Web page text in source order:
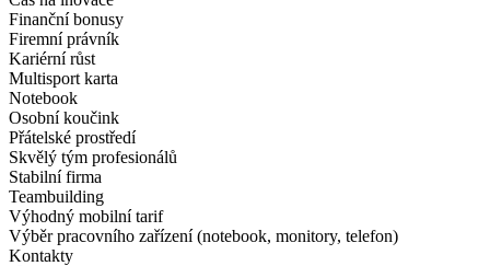
Finanční bonusy
Firemní právník
Kariérní růst
Multisport karta
Notebook
Osobní koučink
Přátelské prostředí
Skvělý tým profesionálů
Stabilní firma
Teambuilding
Výhodný mobilní tarif
Výběr pracovního zařízení (notebook, monitory, telefon)
Kontakty